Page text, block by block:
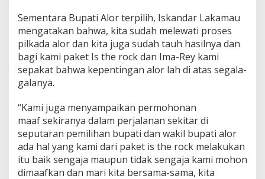
Sementara Bupati Alor terpilih, Iskandar Lakamau
mengatakan bahwa, kita sudah melewati proses
pilkada alor dan kita juga sudah tauh hasilnya dan
bagi kami paket Is the rock dan Ima-Rey kami
sepakat bahwa kepentingan alor lah di atas segala-
galanya.
“Kami juga menyampaikan permohonan
maaf sekiranya dalam perjalanan sekitar di
seputaran pemilihan bupati dan wakil bupati alor
ada hal yang kami dari paket is the rock melakukan
itu baik sengaja maupun tidak sengaja kami mohon
dimaafkan dan mari kita bersama-sama, kita